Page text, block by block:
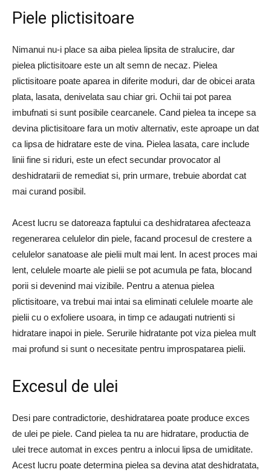
Piele plictisitoare
Nimanui nu-i place sa aiba pielea lipsita de stralucire, dar
pielea plictisitoare este un alt semn de necaz. Pielea
plictisitoare poate aparea in diferite moduri, dar de obicei arata
plata, lasata, denivelata sau chiar gri. Ochii tai pot parea
imbufnati si sunt posibile cearcanele. Cand pielea ta incepe sa
devina plictisitoare fara un motiv alternativ, este aproape un dat
ca lipsa de hidratare este de vina. Pielea lasata, care include
linii fine si riduri, este un efect secundar provocator al
deshidratarii de remediat si, prin urmare, trebuie abordat cat
mai curand posibil.
Acest lucru se datoreaza faptului ca deshidratarea afecteaza
regenerarea celulelor din piele, facand procesul de crestere a
celulelor sanatoase ale pielii mult mai lent. In acest proces mai
lent, celulele moarte ale pielii se pot acumula pe fata, blocand
porii si devenind mai vizibile. Pentru a atenua pielea
plictisitoare, va trebui mai intai sa eliminati celulele moarte ale
pielii cu o exfoliere usoara, in timp ce adaugati nutrienti si
hidratare inapoi in piele. Serurile hidratante pot viza pielea mult
mai profund si sunt o necesitate pentru improspatarea pielii.
Excesul de ulei
Desi pare contradictorie, deshidratarea poate produce exces
de ulei pe piele. Cand pielea ta nu are hidratare, productia de
ulei trece automat in exces pentru a inlocui lipsa de umiditate.
Acest lucru poate determina pielea sa devina atat deshidratata,